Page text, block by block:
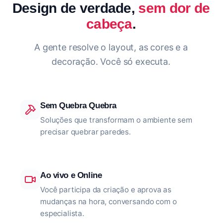
Design de verdade, sem dor de
cabeça.
A gente resolve o layout, as cores e a
decoração. Você só executa.
Sem Quebra Quebra
Soluções que transformam o ambiente sem
precisar quebrar paredes.
Ao vivo e Online
Você participa da criação e aprova as
mudanças na hora, conversando com o
especialista.